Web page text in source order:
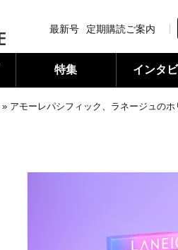
最新号 定期購読ご案内
特集 インタ
» アモーレパシフィック、ラネージュの